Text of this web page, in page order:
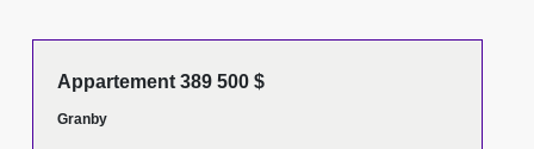
Appartement 389 500 $
Granby